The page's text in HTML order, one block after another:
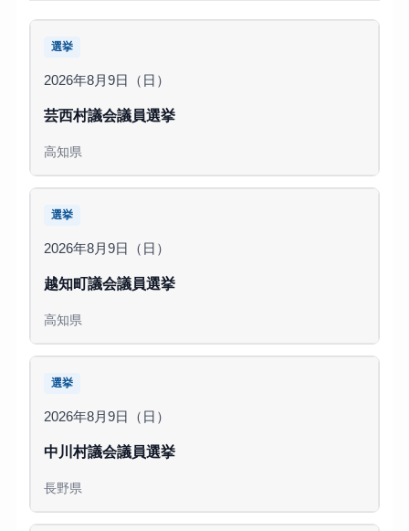
選挙
2026年8月9日（日）
芸西村議会議員選挙
高知県
選挙
2026年8月9日（日）
越知町議会議員選挙
高知県
選挙
2026年8月9日（日）
中川村議会議員選挙
長野県